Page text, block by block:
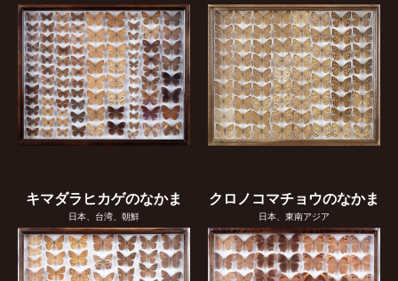
キマダラヒカゲのなかま
日本、台湾、朝鮮
クロノコマチョウのなかま
日本、東南アジア